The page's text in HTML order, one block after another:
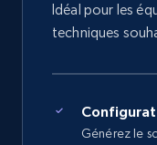
Idéal pour les
techniques
Générez le